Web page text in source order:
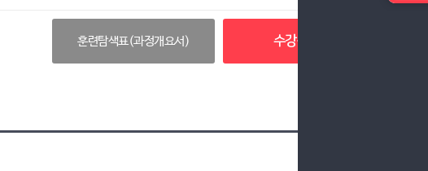
훈련탐색표(과정개요서) 수강신청